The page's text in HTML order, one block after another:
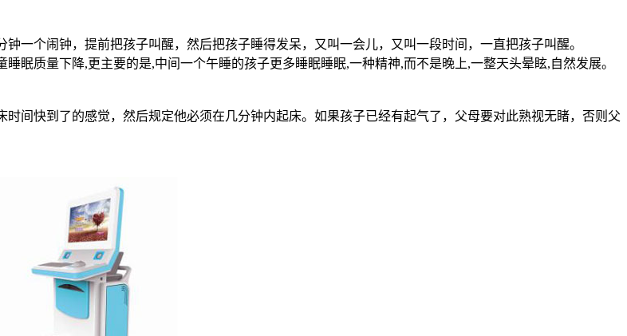
一个闹钟，提前把孩子叫醒，然后把孩子睡得发呆，又叫一会儿，又叫一段时间，一直把孩子叫醒。
眠质量下降,更主要的是,中间一个午睡的孩子更多睡眠睡眠,一种精神,而不是晚上,一整天头晕眩,自然发展。
间快到了的感觉，然后规定他必须在几分钟内起床。如果孩子已经有起气了，父母要对此熟视无睹，否则父